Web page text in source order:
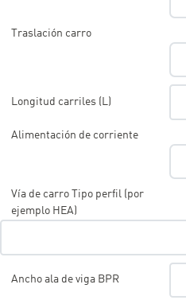
Traslación carro
Longitud carriles (L)
Alimentación de corriente
Vía de carro Tipo perfil (por
ejemplo HEA)
Ancho ala de viga BPR